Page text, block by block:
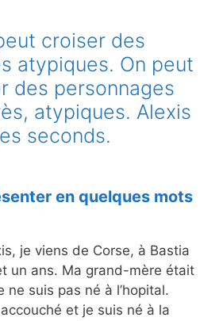
croiser des
atypiques. On peut
des personnages
atypiques. Alexis
seconds.
en quelques mots
je viens de Corse, à Bastia
un ans. Ma grand-mère était
suis pas né à l’hopital.
accouché et je suis né à la